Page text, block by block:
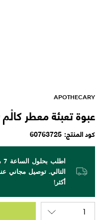
APOTHECARY
عبوة تعبئة معطر كالْم 230 مل
كود المنتج 60763725
أكثر!